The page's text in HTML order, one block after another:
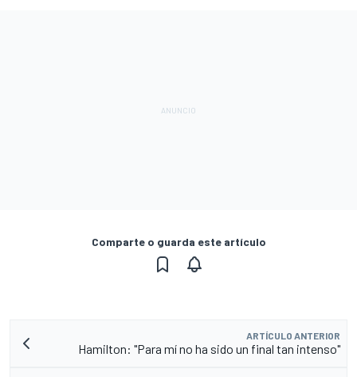
Comparte o guarda este artículo
ARTÍCULO ANTERIOR
Hamilton: "Para mí no ha sido un final tan intenso"